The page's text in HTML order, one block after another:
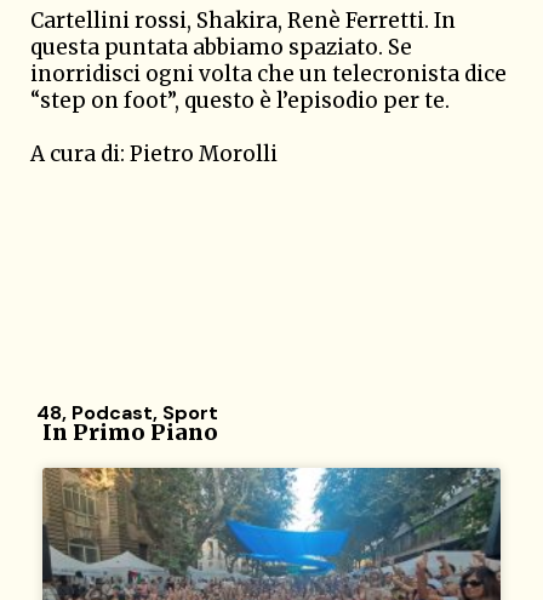
Cartellini rossi, Shakira, Renè Ferretti. In
questa puntata abbiamo spaziato. Se
inorridisci ogni volta che un telecronista dice
“step on foot”, questo è l’episodio per te.
A cura di: Pietro Morolli
48, Podcast, Sport
In Primo Piano